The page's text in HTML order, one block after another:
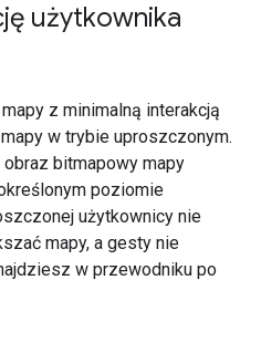
użytkownika
z minimalną interakcją
w trybie uproszczonym.
bitmapowy mapy
poziomie
użytkownicy nie
mapy, a gesty nie
w przewodniku po